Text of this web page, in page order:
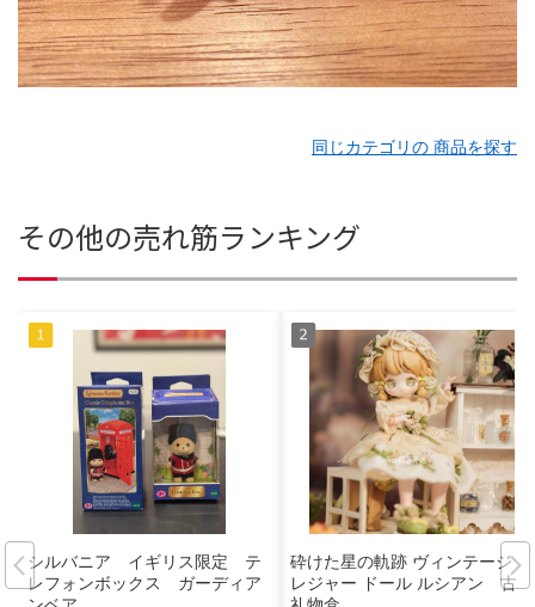
同じカテゴリの 商品を探す
その他の売れ筋ランキング
シルバニア イギリス限定 テ
レフォンボックス ガーディア
砕けた星の軌跡 ヴィンテージト
レジャー ドール ルシアン 古董